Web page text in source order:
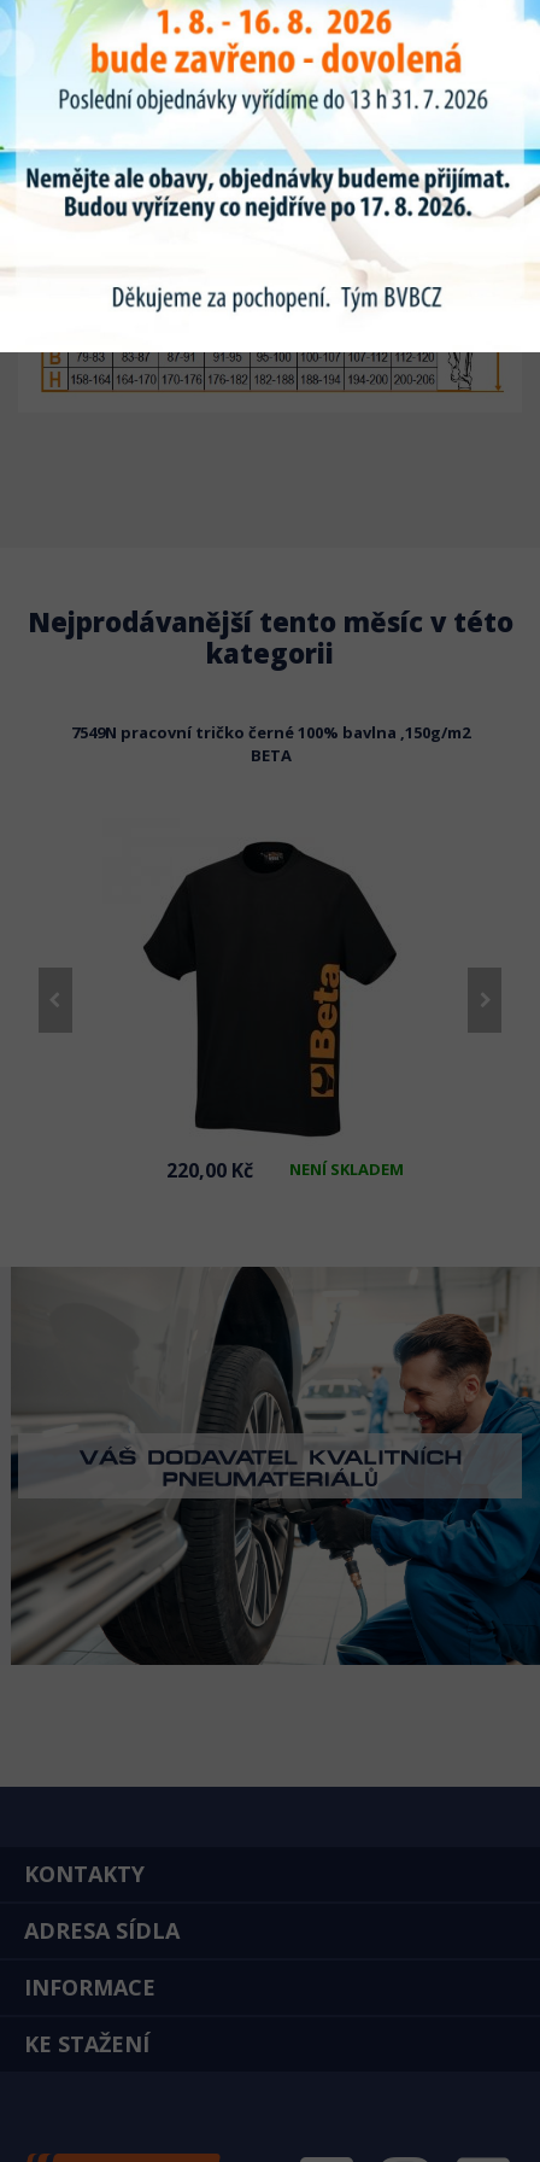
Nejprodávanější tento měsíc v této
kategorii
7549N pracovní tričko černé 100% bavlna ,150g/m2
BETA
220,00 Kč NENÍ SKLADEM
KONTAKTY
ADRESA SÍDLA
INFORMACE
KE STAŽENÍ